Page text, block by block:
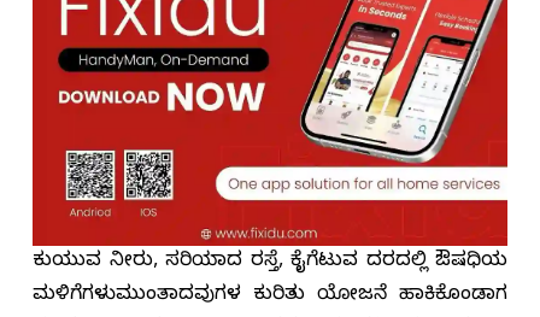
ಕುಡಿಯುವ ನೀರು, ಸರಿಯಾದ ರಸ್ತೆ, ಕೈಗೆಟುವ ದರದಲ್ಲಿ ಔಷಧಿಯ
ಮಳಿಗೆಗಳುಮುಂತಾದವುಗಳ ಕುರಿತು ಯೋಜನೆ ಹಾಕಿಕೊಂಡಾಗ